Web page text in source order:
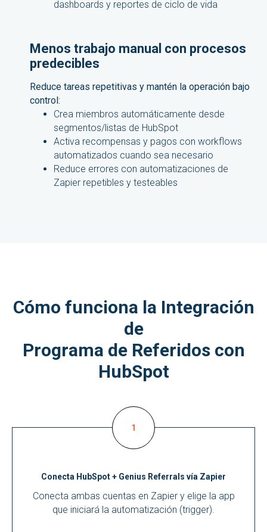
dashboards y reportes de ciclo de vida
Menos trabajo manual con procesos
predecibles
Reduce tareas repetitivas y mantén la operación bajo
control:
Crea miembros automáticamente desde
segmentos/listas de HubSpot
Activa recompensas y pagos con workflows
automatizados cuando sea necesario
Reduce errores con automatizaciones de
Zapier repetibles y testeables
Cómo funciona la Integración
de
Programa de Referidos con
HubSpot
Conecta HubSpot + Genius Referrals vía Zapier
Conecta ambas cuentas en Zapier y elige la app
que iniciará la automatización (trigger).